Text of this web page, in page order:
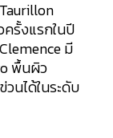
ครั้งแรกในปี
มี
พื้นผิว
นได้ในระดับ